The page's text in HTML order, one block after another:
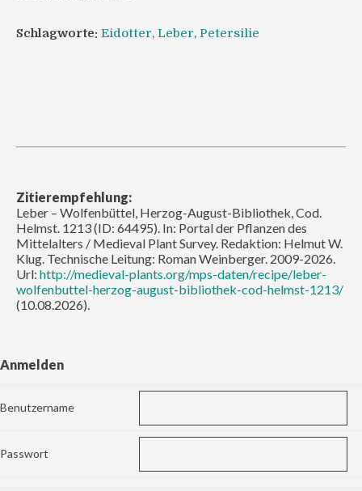
Schlagworte: Eidotter, Leber, Petersilie
Zitierempfehlung:
Leber – Wolfenbüttel, Herzog-August-Bibliothek, Cod.
Helmst. 1213 (ID: 64495). In: Portal der Pflanzen des
Mittelalters / Medieval Plant Survey. Redaktion: Helmut W.
Klug. Technische Leitung: Roman Weinberger. 2009-2026.
Url: http://medieval-plants.org/mps-daten/recipe/leber-
wolfenbuttel-herzog-august-bibliothek-cod-helmst-1213/
(10.08.2026).
Anmelden
Benutzername
Passwort